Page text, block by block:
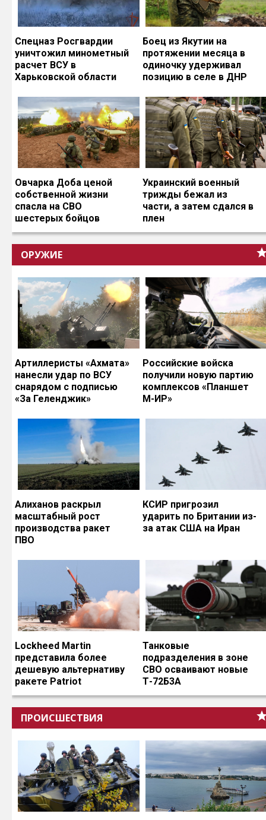
Спецназ Росгвардии
уничтожил минометный
расчет ВСУ в
Харьковской области
Боец из Якутии на
протяжении месяца в
одиночку удерживал
позицию в селе в ДНР
Овчарка Доба ценой
собственной жизни
спасла на СВО
шестерых бойцов
Украинский военный
трижды бежал из
части, а затем сдался в
плен
ОРУЖИЕ
Артиллеристы «Ахмата»
нанесли удар по ВСУ
снарядом с подписью
«За Геленджик»
Российские войска
получили новую партию
комплексов «Планшет
М-ИР»
Алиханов раскрыл
масштабный рост
производства ракет
ПВО
КСИР пригрозил
ударить по Британии из-
за атак США на Иран
Lockheed Martin
представила более
дешевую альтернативу
ракете Patriot
Танковые
подразделения в зоне
СВО осваивают новые
Т-72Б3А
ПРОИСШЕСТВИЯ